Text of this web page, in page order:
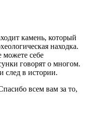
камень, который
находка.
себе
говорят о многом.
след в истории.
всем вам за то,